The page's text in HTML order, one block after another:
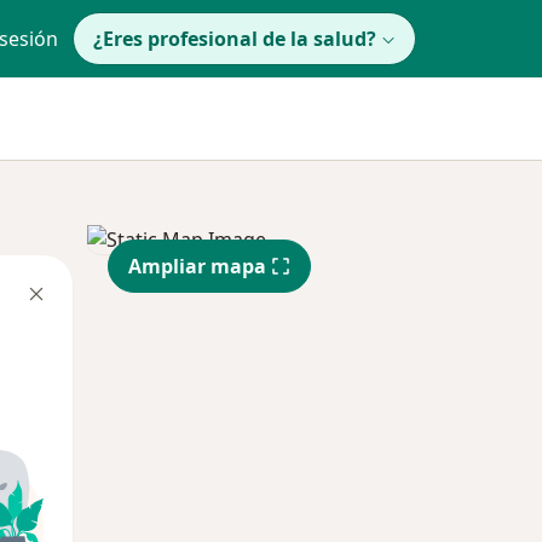
¿Eres profesional de la salud?
Ampliar mapa